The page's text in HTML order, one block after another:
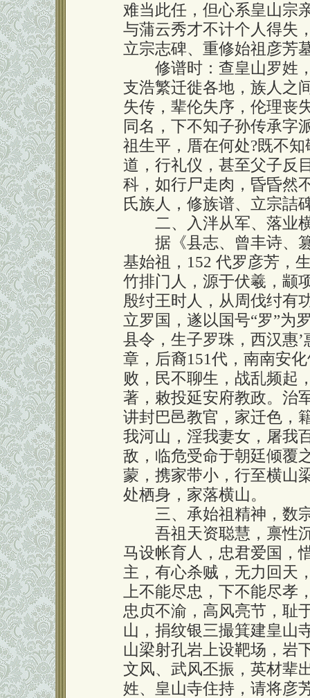
难当此任，但心系皇山宗
与蒲云秀才不计个人得失
立宗志碑、重修始祖彦芳
修谱时：查皇山罗姓，
支浩繁迁徙各地，族人之
失传，辈伦失序，伦理丧
同名，下不知子孙传承字
祖生平，厝在何处?既不
道，行礼仪，甚至父子反
科，如行尸走肉，昏昏然
氏族人，修族谱、立宗詰
二、入泮从军、落业
据《县志、曾丰诗、篡
基始祖，152 代罗彦芳，
竹排门人，源于伏羲，颛
殷纣王时人，从周伐纣有
立罗国，遂以国号“罗”为
县令，生子罗珠，西汉惠
章，后裔151代，南南安
败，民不聊生，战乱频起
著，敕投延安府教政。治
讲封巴邑教官，家迁色，
我河山，淫我妻女，屠我
敌，临危受命于朝廷倾覆
蒙，携家带小，行至横山
处栖身，家落横山。
三、承始祖精神，数
吾祖天资聪慧，禀性沉
马设帐育人，忠君爱国，
主，有心杀贼，无力回天
上不能尽忠，下不能尽
忠贞不渝，高风亮节，耻
山，捐纹银三撮箕建皇山
山梁射孔岩上设靶场，岩
文风、武风丕振，英材辈
姓、皇山寺住持，请将彦